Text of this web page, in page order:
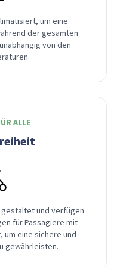
um eine
der gesamten
von den
ALLE
und verfügen
für Passagiere mit
eine sichere und
gewährleisten.